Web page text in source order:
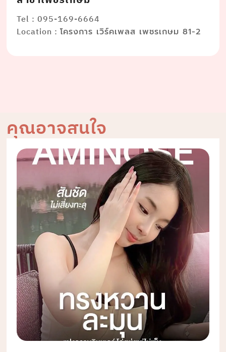
Tel : 095-169-6664
Location :โครงการ เวิร์คเพลส เพชรเกษม 81-2
คุณอาจสนใจ